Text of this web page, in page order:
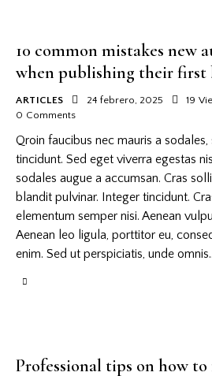
10 common mistakes new
when publishing their first
ARTICLES 24 febrero, 2025 19
0 Comments
Qroin faucibus nec mauris a
tincidunt. Sed eget viverra egestas
sodales augue a accumsan. Cras
blandit pulvinar. Integer tincidunt.
elementum semper nisi. Aenean
Aenean leo ligula, porttitor eu,
enim. Sed ut perspiciatis, unde
Professional tips on how